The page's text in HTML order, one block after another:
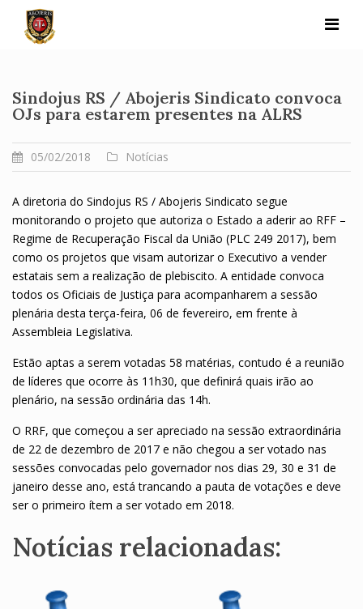
content
Sindojus RS / Abojeris Sindicato convoca
OJs para estarem presentes na ALRS
05/02/2018 Notícias
A diretoria do Sindojus RS / Abojeris Sindicato segue
monitorando o projeto que autoriza o Estado a aderir ao RFF –
Regime de Recuperação Fiscal da União (PLC 249 2017), bem
como os projetos que visam autorizar o Executivo a vender
estatais sem a realização de plebiscito. A entidade convoca
todos os Oficiais de Justiça para acompanharem a sessão
plenária desta terça-feira, 06 de fevereiro, em frente à
Assembleia Legislativa.
Estão aptas a serem votadas 58 matérias, contudo é a reunião
de líderes que ocorre às 11h30, que definirá quais irão ao
plenário, na sessão ordinária das 14h.
O RRF, que começou a ser apreciado na sessão extraordinária
de 22 de dezembro de 2017 e não chegou a ser votado nas
sessões convocadas pelo governador nos dias 29, 30 e 31 de
janeiro desse ano, está trancando a pauta de votações e deve
ser o primeiro ítem a ser votado em 2018.
Notícias relacionadas: